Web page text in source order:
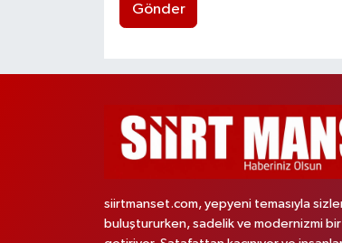
Gönder
siirtmanset.com, yepyeni temasıyla
buluştururken, sadelik ve modernizmi